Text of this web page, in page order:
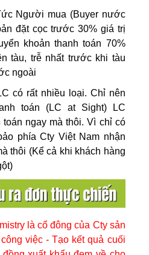
Người mua (Buyer nước
đặt cọc trước 30% giá trị
khoản thanh toán 70%
tàu, trễ nhất trước khi tàu
ngoài
có rất nhiều loại. Chỉ nên
toán (LC at Sight) LC
toán ngay mà thôi. Vì chỉ có
phía Cty Việt Nam nhận
thôi (Kể cả khi khách hàng
là cổ đông của Cty sản
việc - Tạo kết quả cuối